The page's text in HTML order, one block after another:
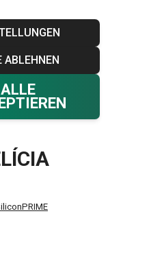
ABLEHNEN
ALLE
Kontakt
0 Ihr Warenkorb
€ 0,00